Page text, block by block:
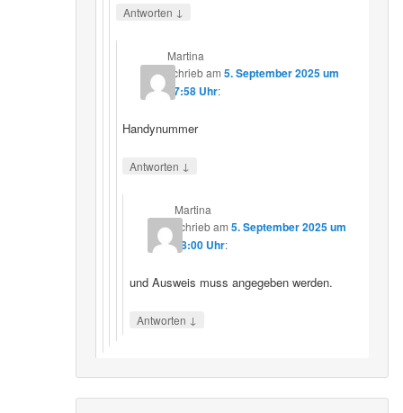
Antworten ↓
Martina
schriebam5. September 2025 um
17:58 Uhr:
Handynummer
Antworten ↓
Martina
schriebam 5. September 2025 um
18:00 Uhr:
und Ausweis muss angegeben werden.
Antworten ↓